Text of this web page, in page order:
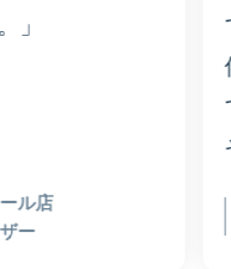
」
ル店
ー